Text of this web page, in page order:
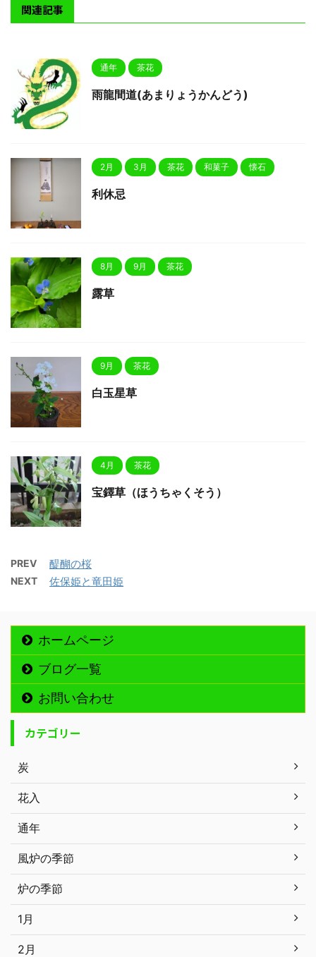
関連記事
通年 茶花
雨龍間道(あまりょうかんどう)
2月 3月 茶花 和菓子 懐石
利休忌
8月 9月 茶花
露草
9月 茶花
白玉星草
4月 茶花
宝鐸草（ほうちゃくそう）
PREV 醍醐の桜
NEXT 佐保姫と竜田姫
ホームページ
ブログ一覧
お問い合わせ
カテゴリー
炭
花入
通年
風炉の季節
炉の季節
1月
2月